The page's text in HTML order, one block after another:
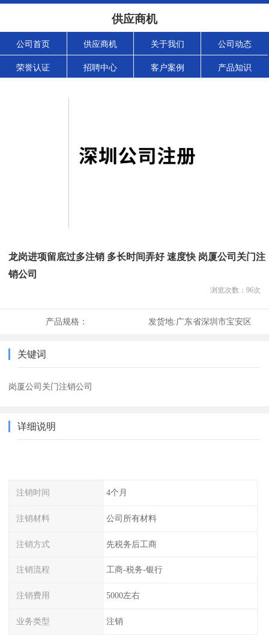
供应商机
公司首页 供应商机 关于我们 公司动态
荣誉认证 招聘中心 客户案例 产品知识
龙岗进项留底过多注销 多长时间弄好 速度快 岗厦公司关门注
销公司
浏览次数： 96次
产品规格： 发货地:广东省深圳市宝安区
关键词
岗厦公司关门注销公司
详细说明
注销时间 4个月
注销材料 公司所有材料
注销方式 先税务后工商
注销流程 工商-税务-银行
注销费用 5000左右
业务类型 注销